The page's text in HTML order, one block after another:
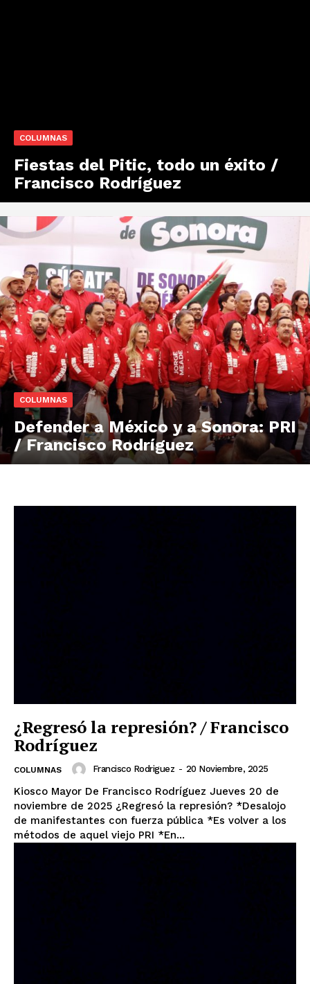
COLUMNAS
Fiestas del Pitic, todo un éxito /
Francisco Rodríguez
COLUMNAS
Defender a México y a Sonora: PRI
/ Francisco Rodríguez
¿Regresó la represión? / Francisco
Rodríguez
COLUMNAS Francisco Rodriguez - 20 Noviembre, 2025
Kiosco Mayor De Francisco Rodríguez Jueves 20 de
noviembre de 2025 ¿Regresó la represión? *Desalojo
de manifestantes con fuerza pública *Es volver a los
métodos de aquel viejo PRI *En...